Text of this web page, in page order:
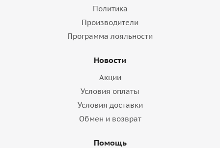
Политика
Производители
Программа лояльности
Новости
Акции
Условия оплаты
Условия доставки
Обмен и возврат
Помощь